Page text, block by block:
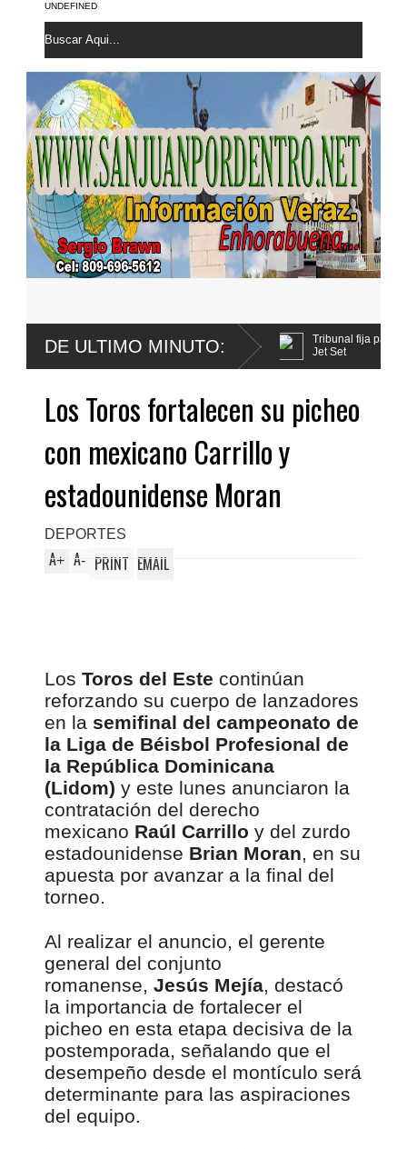
UNDEFINED
DE ULTIMO MINUTO:
promulga mejoras al
Tribunal fija para agosto primera
Jet Set
Los Toros fortalecen su picheo
con mexicano Carrillo y
estadounidense Moran
DEPORTES
A+ A- PRINT EMAIL
Los Toros del Este continúan
reforzando su cuerpo de lanzadores
en la semifinal del campeonato de
la Liga de Béisbol Profesional de
la República Dominicana
(Lidom) y este lunes anunciaron la
contratación del derecho
mexicano Raúl Carrillo y del zurdo
estadounidense Brian Moran, en su
apuesta por avanzar a la final del
torneo.
Al realizar el anuncio, el gerente
general del conjunto
romanense, Jesús Mejía, destacó
la importancia de fortalecer el
picheo en esta etapa decisiva de la
postemporada, señalando que el
desempeño desde el montículo será
determinante para las aspiraciones
del equipo.